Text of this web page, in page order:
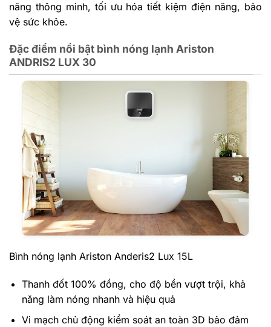
năng thông minh, tối ưu hóa tiết kiệm điện năng, bảo
vệ sức khỏe.
Đặc điểm nổi bật bình nóng lạnh Ariston
ANDRIS2 LUX 30
Bình nóng lạnh Ariston Anderis2 Lux 15L
Thanh đốt 100% đồng, cho độ bền vượt trội, khả
năng làm nóng nhanh và hiệu quả
Vi mạch chủ động kiểm soát an toàn 3D bảo đảm